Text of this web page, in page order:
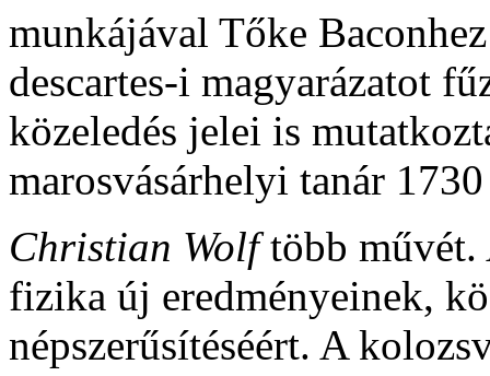
munkájával Tőke
descartes-i magyarázatot
közeledés jelei is
marosvásárhelyi tanár
Christian Wolftöbb
fizika új eredményeinek,
népszerűsítéséért. A